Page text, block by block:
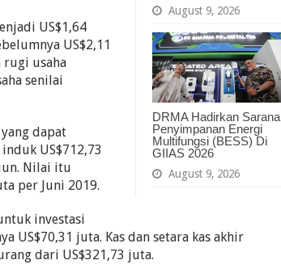
August 9, 2026
DRMA Hadirkan Sarana
Penyimpanan Energi
Multifungsi (BESS) Di
GIIAS 2026
August 9, 2026
US$1,64
US$2,11
rugi usaha
senilai
dapat
US$712,73
Nilai itu
per Juni 2019.
investasi
US$70,31 juta. Kas dan setara kas akhir
dari US$321,73 juta.